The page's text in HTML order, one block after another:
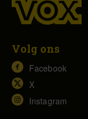
Volg ons
Facebook
X
Instagram